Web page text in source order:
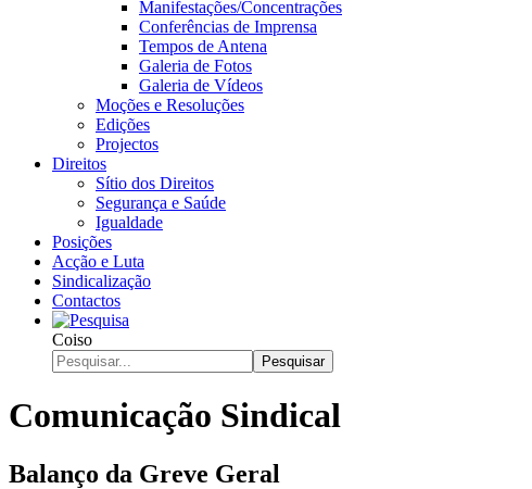
Manifestações/Concentrações
Conferências de Imprensa
Tempos de Antena
Galeria de Fotos
Galeria de Vídeos
Moções e Resoluções
Edições
Projectos
Direitos
Sítio dos Direitos
Segurança e Saúde
Igualdade
Posições
Acção e Luta
Sindicalização
Contactos
Coiso
Pesquisar
Comunicação Sindical
Balanço da Greve Geral